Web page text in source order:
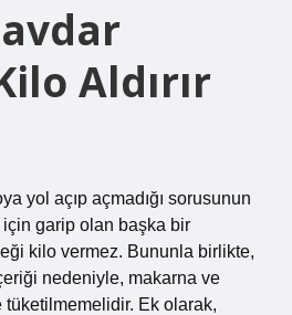
Aldırır
yol açıp açmadığı sorusunun
garip olan başka bir
kilo vermez. Bununla birlikte,
nedeniyle, makarna ve
Ek olarak,